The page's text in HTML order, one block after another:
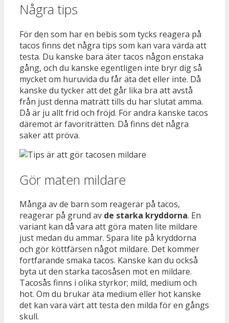
Några tips
För den som har en bebis som tycks reagera på
tacos finns det några tips som kan vara värda att
testa. Du kanske bara äter tacos någon enstaka
gång, och du kanske egentligen inte bryr dig så
mycket om huruvida du får äta det eller inte. Då
kanske du tycker att det går lika bra att avstå
från just denna maträtt tills du har slutat amma.
Då är ju allt frid och fröjd. För andra kanske tacos
däremot är favoriträtten. Då finns det några
saker att pröva.
Gör maten mildare
Många av de barn som reagerar på tacos,
reagerar på grund av de starka kryddorna. En
variant kan då vara att göra maten lite mildare
just medan du ammar. Spara lite på kryddorna
och gör köttfärsen något mildare. Det kommer
fortfarande smaka tacos. Kanske kan du också
byta ut den starka tacosåsen mot en mildare.
Tacosås finns i olika styrkor; mild, medium och
hot. Om du brukar äta medium eller hot kanske
det kan vara värt att testa den milda för en gångs
skull.